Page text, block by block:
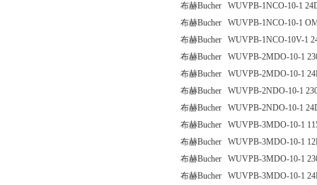
布赫Bucher WUVPB-1NCO-10-1
布赫Bucher WUVPB-1NCO-10-1
布赫Bucher WUVPB-1NCO-10V-1
布赫Bucher WUVPB-2MDO-10-1
布赫Bucher WUVPB-2MDO-10-1
布赫Bucher WUVPB-2NDO-10-1
布赫Bucher WUVPB-2NDO-10-1
布赫Bucher WUVPB-3MDO-10-1
布赫Bucher WUVPB-3MDO-10-1
布赫Bucher WUVPB-3MDO-10-1
布赫Bucher WUVPB-3MDO-10-1